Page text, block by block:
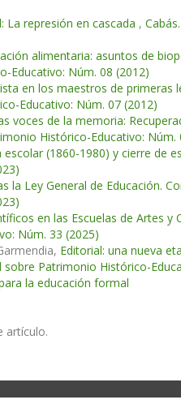
La represión en cascada ,
alimentaria: asuntos de
Educativo: Núm. 08 (2012)
en los maestros de primeras
Educativo: Núm. 07 (2012)
voces de la memoria:
Histórico-Educativo: Núm.
(1860-1980) y cierre de
la Ley General de Educación.
en las Escuelas de Artes y
Núm. 33 (2025)
Editorial: una nueva
sobre Patrimonio Histórico-
la educación formal
artículo.